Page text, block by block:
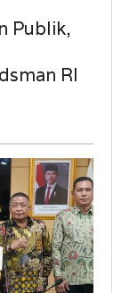
Publik,
RI